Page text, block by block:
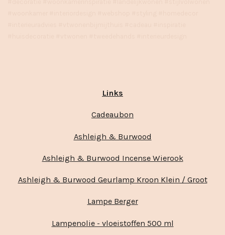
Links
Cadeaubon
Ashleigh & Burwood
Ashleigh & Burwood Incense Wierook
Ashleigh & Burwood Geurlamp Kroon Klein / Groot
Lampe Berger
Lampenolie - vloeistoffen 500 ml